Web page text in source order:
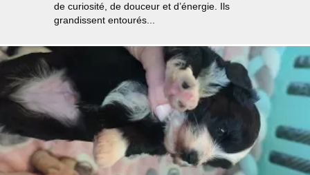
de curiosité, de douceur et d’énergie. Ils
grandissent entourés...